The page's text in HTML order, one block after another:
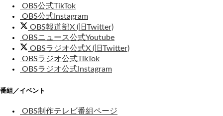
OBS公式TikTok
OBS公式Instagram
OBS報道部X (旧Twitter)
OBSニュース公式Youtube
OBSラジオ公式X (旧Twitter)
OBSラジオ公式TikTok
OBSラジオ公式Instagram
番組／イベント
OBS制作テレビ番組ページ